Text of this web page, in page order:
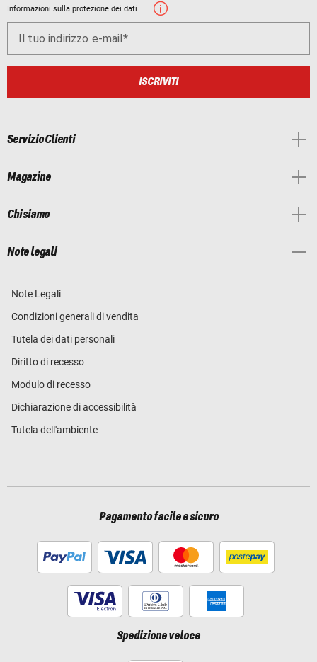
Informazioni sulla protezione dei dati
Il tuo indirizzo e-mail
ISCRIVITI
Servizio Clienti
Magazine
Chi siamo
Note legali
Note Legali
Condizioni generali di vendita
Tutela dei dati personali
Diritto di recesso
Modulo di recesso
Dichiarazione di accessibilità
Tutela dell'ambiente
Pagamento facile e sicuro
Spedizione veloce